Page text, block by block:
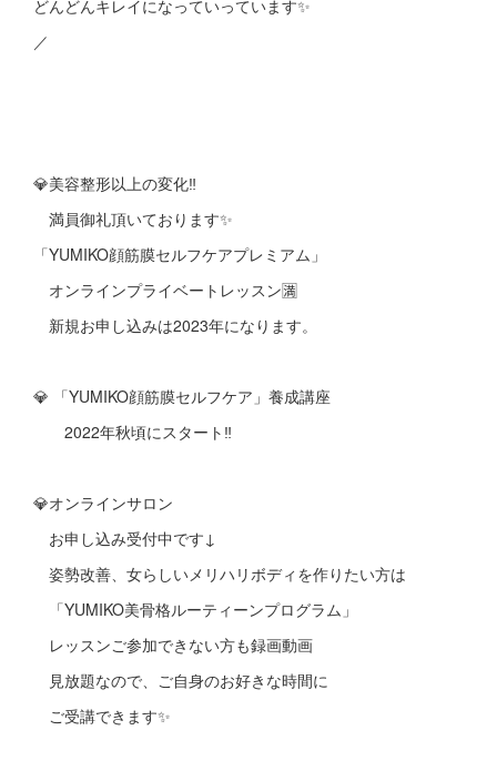
どんどんキレイになっていっています✨
／
💎美容整形以上の変化‼︎
満員御礼頂いております✨
「YUMIKO顔筋膜セルフケアプレミアム」
オンラインプライベートレッスン🈵
新規お申し込みは2023年になります。
💎 「YUMIKO顔筋膜セルフケア」養成講座
2022年秋頃にスタート‼︎
💎オンラインサロン
お申し込み受付中です↓
姿勢改善、女らしいメリハリボディを作りたい方は
「YUMIKO美骨格ルーティーンプログラム」
レッスンご参加できない方も録画動画
見放題なので、ご自身のお好きな時間に
ご受講できます✨